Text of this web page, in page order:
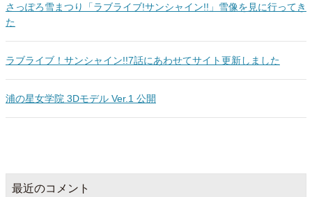
さっぽろ雪まつり「ラブライブ!サンシャイン!!」雪像を見に行ってき
た
ラブライブ！サンシャイン!!7話にあわせてサイト更新しました
浦の星女学院 3Dモデル Ver.1 公開
最近のコメント